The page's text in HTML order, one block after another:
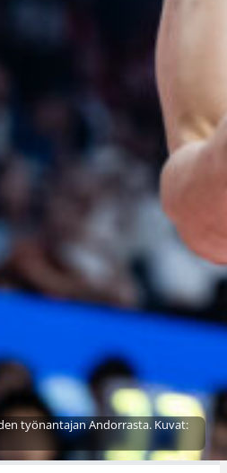
työnantajan Andorrasta. Kuvat: